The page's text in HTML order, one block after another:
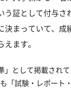
う証として付与さ
決まっていて、成
ます。
」として掲載され
「試験・レポート